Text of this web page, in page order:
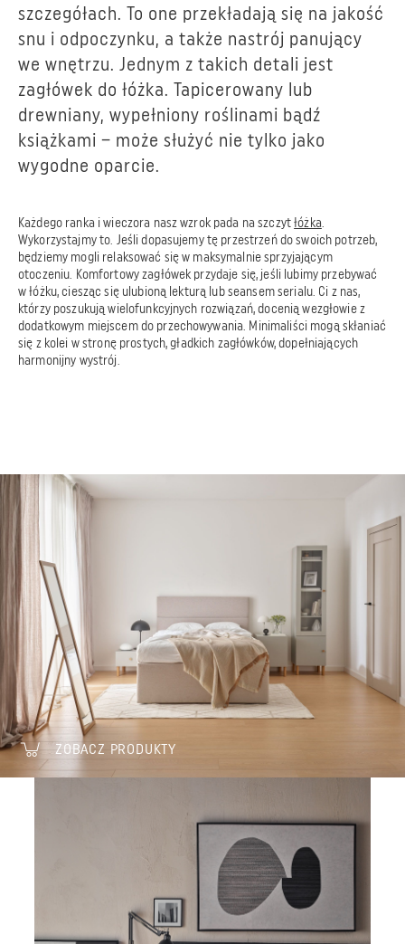
szczegółach. To one przekładają się na jakość
snu i odpoczynku, a także nastrój panujący
we wnętrzu. Jednym z takich detali jest
zagłówek do łóżka. Tapicerowany lub
drewniany, wypełniony roślinami bądź
książkami – może służyć nie tylko jako
wygodne oparcie.
Każdego ranka i wieczora nasz wzrok pada na szczytłóżka
Wykorzystajmy to. Jeśli dopasujemy tę przestrzeń do swoich potrzeb,
będziemy mogli relaksować się w maksymalnie sprzyjającym
otoczeniu. Komfortowy zagłówek przydaje się, jeśli lubimy przebywać
w łóżku, ciesząc się ulubioną lekturą lub seansem serialu. Ci z nas,
którzy poszukują wielofunkcyjnych rozwiązań, docenią wezgłowie z
dodatkowym miejscem do przechowywania. Minimaliści mogą skłaniać
się z kolei w stronę prostych, gładkich zagłówków, dopełniających
harmonijny wystrój.
ZOBACZ PRODUKTY